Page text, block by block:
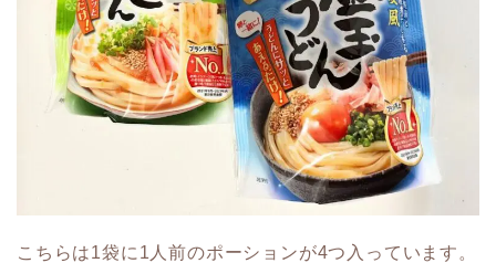
こちらは1袋に1人前のポーションが4つ入っています。